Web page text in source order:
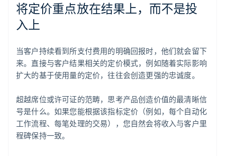
将定价重点放在结果上，而不是投
入上
当客户持续看到所支付费用的明确回报时，他们就会留下
来。直接与客户结果相关的定价模式，例如随着实际影响
扩大的基于使用量的定价，往往会创造更强的忠诚度。
超越席位或许可证的范畴，思考产品创造价值的最清晰信
号是什么。如果您能根据该指标定价（例如，每个自动化
工作流程、每笔处理的交易），您自然会将收入与客户里
程碑保持一致。